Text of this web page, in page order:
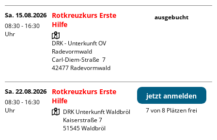
Sa. 15.08.2026
08:30 - 16:30
Uhr
Rotkreuzkurs Erste
Hilfe
DRK - Unterkunft OV
Radevormwald
Carl-Diem-Straße  7
ausgebucht
Sa. 22.08.2026
08:30 - 16:30
Uhr
Rotkreuzkurs Erste
Hilfe
DRK Unterkunft Waldbröl
Kaiserstraße 7
jetzt anmelden
7 von 8 Plätzen frei